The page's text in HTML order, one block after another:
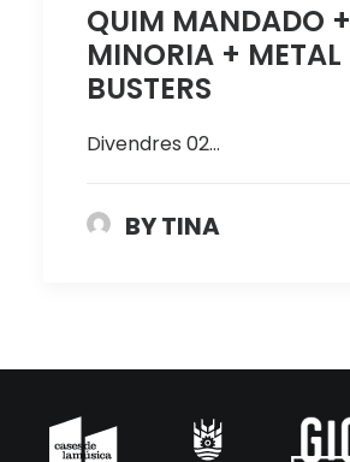
QUIM MANDADO +
MINORIA + METAL
BUSTERS
Divendres 02…
BY TINA